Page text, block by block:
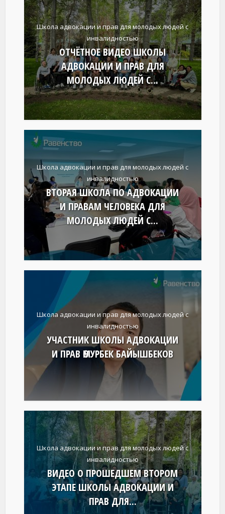
Школа адвокации и прав для молодых людей с
инвалидностью
ОТЧЁТНОЕ ВИДЕО ШКОЛЫ
АДВОКАЦИИ И ПРАВ ДЛЯ
МОЛОДЫХ ЛЮДЕЙ С...
Школа адвокации и прав для молодых людей с
инвалидностью
ВТОРАЯ ШКОЛА ПО АДВОКАЦИИ
И ПРАВАМ ЧЕЛОВЕКА ДЛЯ
МОЛОДЫХ ЛЮДЕЙ С...
Школа адвокации и прав для молодых людей с
инвалидностью
УЧАСТНИК ШКОЛЫ АДВОКАЦИИ
И ПРАВ ӨМУРБЕК БАЙЫШБЕКОВ
Школа адвокации и прав для молодых людей с
инвалидностью
ВИДЕО О ПРОШЕДШЕМ ВТОРОМ
ЭТАПЕ ШКОЛЫ АДВОКАЦИИ И
ПРАВ ДЛЯ...